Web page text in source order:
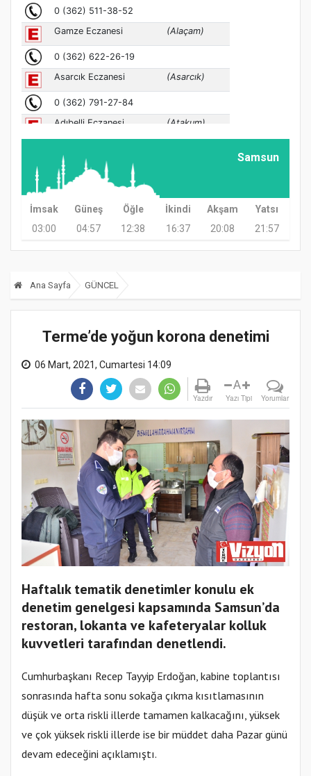
Samsun
İmsak Güneş Öğle İkindi Akşam
Yatsı
03:00
04:57 12:38 16:37 20:08 21:57
Ana Sayfa GÜNCEL
Terme’de yoğun korona denetimi
06 Mart, 2021, Cumartesi 14:09
Yazdır
A
Yazı Tipi Yorumlar
Haftalık tematik denetimler konulu ek
denetim genelgesi kapsamında Samsun’da
restoran, lokanta ve kafeteryalar kolluk
kuvvetleri tarafından denetlendi.
Cumhurbaşkanı Recep Tayyip Erdoğan, kabine toplantısı
sonrasında hafta sonu sokağa çıkma kısıtlamasının
düşük ve orta riskli illerde tamamen kalkacağını, yüksek
ve çok yüksek riskli illerde ise bir müddet daha Pazar günü
devam edeceğini açıklamıştı.